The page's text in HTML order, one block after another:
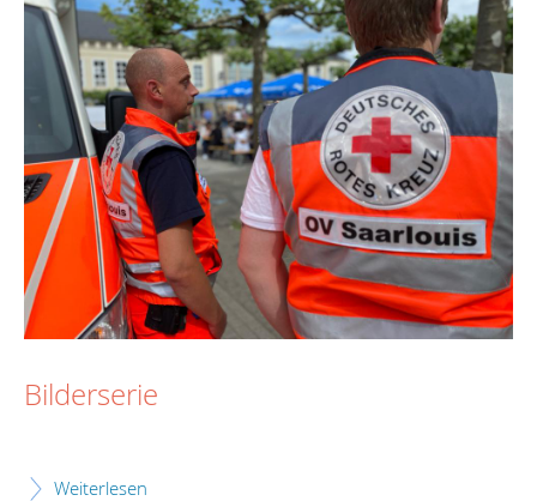
Bilderserie
Weiterlesen